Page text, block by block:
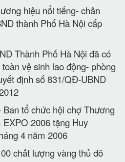
hiệu nổi tiếng- chân
thành Phố Hà Nội cấp
Thành Phố Hà Nội đã có
vệ sinh lao động- phòng
định số 831/QĐ-UBND
tổ chức hội chợ Thương
2006 tặng Huy
4 năm 2006
chất lượng vàng thủ đô